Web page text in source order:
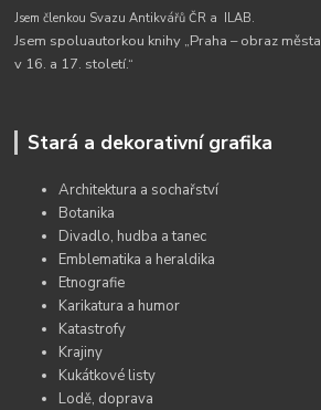
Jsem členkou Svazu Antikvářů ČR a ILAB.
Jsem spoluautorkou knihy „Praha – obraz města
v 16. a 17. století.“
Stará a dekorativní grafika
Architektura a sochařství
Botanika
Divadlo, hudba a tanec
Emblematika a heraldika
Etnografie
Karikatura a humor
Katastrofy
Krajiny
Kukátkové listy
Lodě, doprava